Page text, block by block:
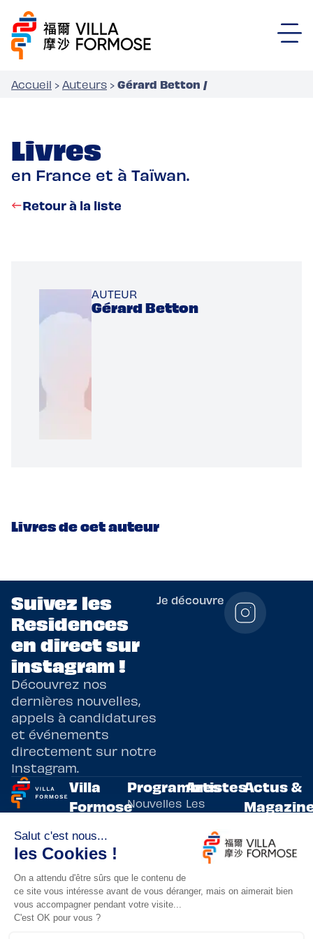
Accueil › Auteurs › Gérard Betton /
Livres
en France et à Taïwan.
Retour à la liste
AUTEUR
Gérard Betton
Livres de cet auteur
Suivez les
Residences
en direct sur
instagram !
Découvrez nos
dernières nouvelles,
appels à candidatures
et événements
directement sur notre
Instagram.
Je découvre
Programmes
de
résidences
artistiques
bilatérales,
entre la
France et
Taïwan.
Villa
Formose
Adoptez
un artiste
Lieux de
résidence
Programmes
Nouvelles
écritures
Arts
vivants
innovants
Artistes
Les
artistes
résidents
Evènements
Actus &
actualités